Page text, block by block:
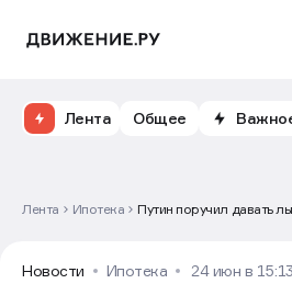
Лента Общее
Лента Ипотека
Путин поручил давать
Новости Ипотека 24 июн в 15:13